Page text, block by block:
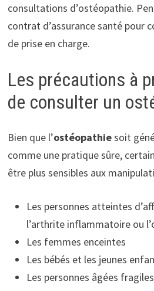
consultations d’ostéopathie.
contrat d’assurance santé pour
de prise en charge.
Les précautions à
de consulter un
Bien que l’ostéopathiesoit
comme une pratique sûre,
être plus sensibles aux
Les personnes atteintes
l’arthrite inflammatoire ou
Les femmes enceintes
Les bébés et les jeunes
Les personnes âgées fragiles